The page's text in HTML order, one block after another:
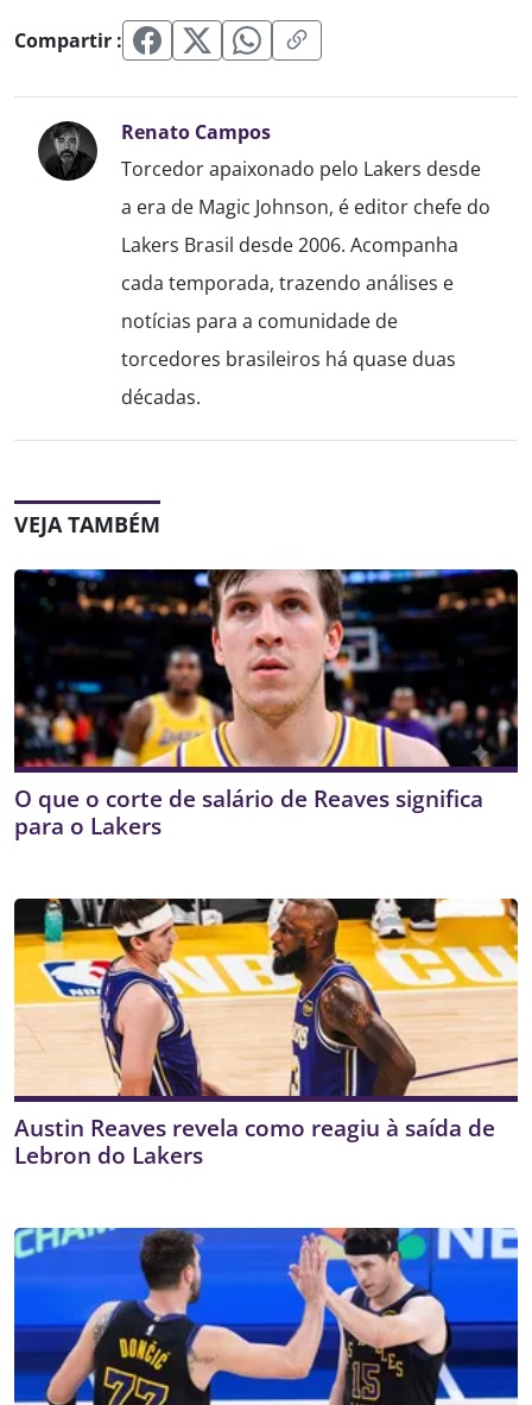
Compartir :
Renato Campos
Torcedor apaixonado pelo Lakers desde
a era de Magic Johnson, é editor chefe do
Lakers Brasil desde 2006. Acompanha
cada temporada, trazendo análises e
notícias para a comunidade de
torcedores brasileiros há quase duas
décadas.
VEJA TAMBÉM
O que o corte de salário de Reaves significa
para o Lakers
Austin Reaves revela como reagiu à saída de
Lebron do Lakers